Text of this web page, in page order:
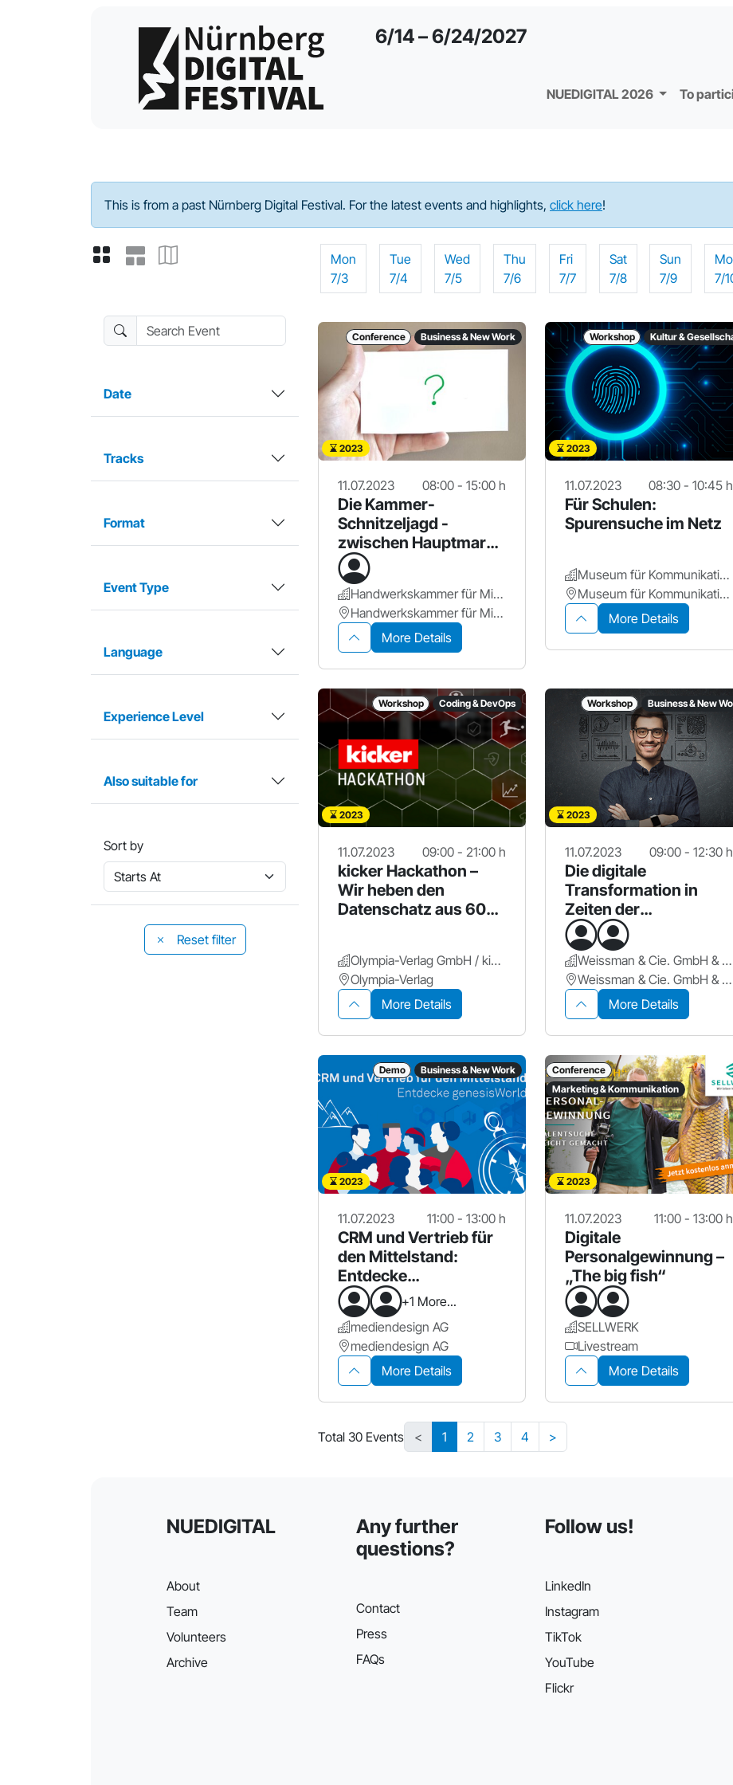
6/14 – 6/24/2027
NUEDIGITAL 2026 To
Program - 2023
This is from a past Nürnberg Digital Festival. For the latest events and highlights, click here!
Search Event
Date
Tracks
Format
Event Type
Language
Experience Level
Also suitable for
Sort by
Reset filter
Mon
7/3
Tue
7/4
Wed
7/5
Thu
7/6
Fri
7/7
Sat
7/8
Sun
7/9
7/
Conference Business & New Work
2023
11.07.2023 08:00 - 15:00 h
Die Kammer-
Schnitzeljagd -
zwischen Hauptmarkt
und Rathenauplatz
Handwerkskammer für Mittelfranken, Industrie- und Handelskammer Nürnberg für Mittelfranken
Handwerkskammer für Mittelfranken
More Details
Workshop Kultur &
2023
11.07.2023 08:30 - 10:45 h
Für Schulen:
Spurensuche im Netz
Museum für Kommunikation Nürnberg
Museum für Kommunikation
More Details
Workshop Coding & DevOps
2023
11.07.2023 09:00 - 21:00 h
kicker Hackathon –
Wir heben den
Datenschatz aus 60
Olympia-Verlag GmbH / kicker
Olympia-Verlag
More Details
Workshop Business & New
2023
11.07.2023 09:00 - 12:30 h
Die digitale
Transformation in
Zeiten der
Veränderung!
Weissman & Cie. GmbH & Co. KG
Weissman & Cie. GmbH & Co. KG
More Details
Demo Business & New Work
2023
11.07.2023 11:00 - 13:00 h
CRM und Vertrieb für
den Mittelstand:
Entdecke
genesisWorld
+1 More...
mediendesign AG
mediendesign AG
More Details
Conference
Marketing & Kommunikation
2023
11.07.2023 11:00 - 13:00 h
Digitale
Personalgewinnung –
„The big fish“
SELLWERK
Livestream
More Details
Total 30 Events < 1 2 3 4 >
NUEDIGITAL
About
Team
Volunteers
Archive
Any further
questions?
Contact
Press
FAQs
Follow us!
LinkedIn
Instagram
TikTok
YouTube
Flickr